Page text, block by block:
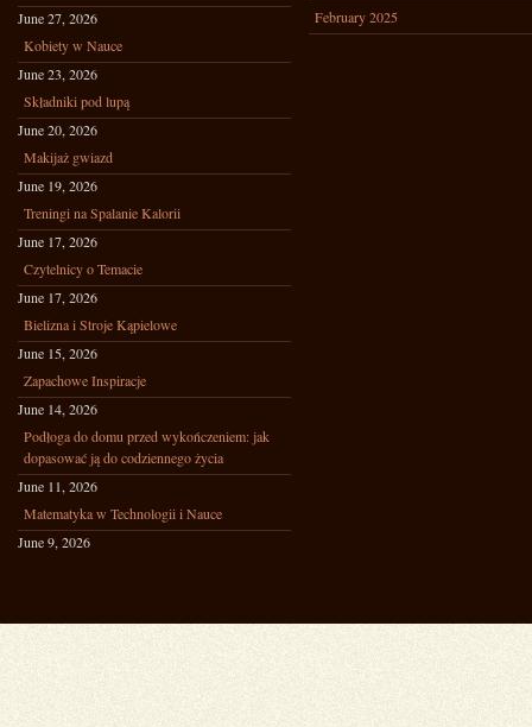
June 27, 2026
Kobiety w Nauce
June 23, 2026
Składniki pod lupą
June 20, 2026
Makijaż gwiazd
June 19, 2026
Treningi na Spalanie Kalorii
June 17, 2026
Czytelnicy o Temacie
June 17, 2026
Bielizna i Stroje Kąpielowe
June 15, 2026
Zapachowe Inspiracje
June 14, 2026
Podłoga do domu przed wykończeniem: jak
dopasować ją do codziennego życia
June 11, 2026
Matematyka w Technologii i Nauce
June 9, 2026
February 2025